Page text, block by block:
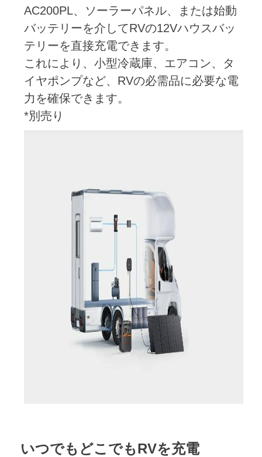
AC200PL、ソーラーパネル、または始動
バッテリーを介してRVの12Vハウスバッ
テリーを直接充電できます。
これにより、小型冷蔵庫、エアコン、タ
イヤポンプなど、RVの必需品に必要な電
力を確保できます。
*別売り
いつでもどこでもRVを充電